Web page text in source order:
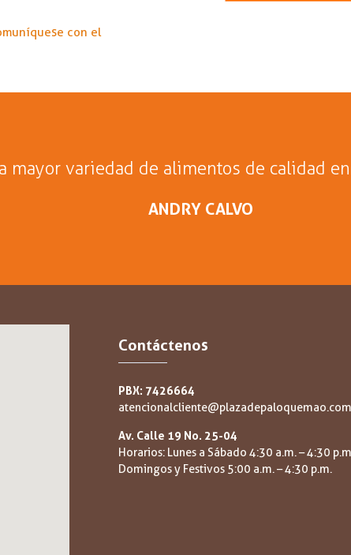
con el
mayor variedad de alimentos de calidad
ANDRY CALVO
Contáctenos
PBX: 7426664
atencionalcliente@plazadepaloquemao.com
Av. Calle 19 No. 25-04
Horarios: Lunes a Sábado 4:30 a.m. – 4:30
Domingos y Festivos 5:00 a.m. – 4:30 p.m.